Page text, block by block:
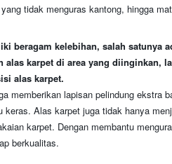
tidak menguras kantong, hingga
beragam kelebihan, salah satunya
alas karpet di area yang diinginkan,
alas karpet.
memberikan lapisan pelindung ekstra
keras. Alas karpet juga tidak hanya
karpet. Dengan membantu
berkualitas.